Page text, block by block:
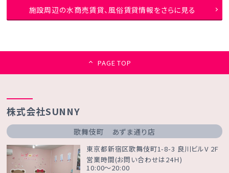
施設周辺の水商売賃貸、風俗賃貸情報をさらに見る
PAGE TOP
株式会社SUNNY
歌舞伎町 あずま通り店
東京都新宿区歌舞伎町1-8-3 良川ビルV 2F
営業時間(お問い合わせは24Ｈ)
10:00～20:00